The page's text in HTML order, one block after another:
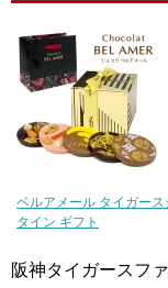
ベルアメール タイガー
タイン ギフト
阪神タイガースフ